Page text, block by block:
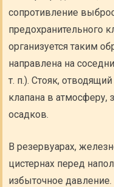
сопротивление
предохранительного
организуется таким
направлена на
т. п.). Стояк,
клапана в
осадков.
В резервуарах,
цистернах перед
избыточное давление.